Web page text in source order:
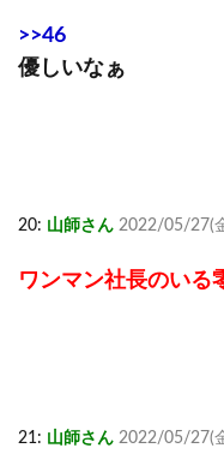
>>46
優しいなぁ
20: 山師さん 2022/05/27(
ワンマン社長のいる
21: 山師さん 2022/05/27(